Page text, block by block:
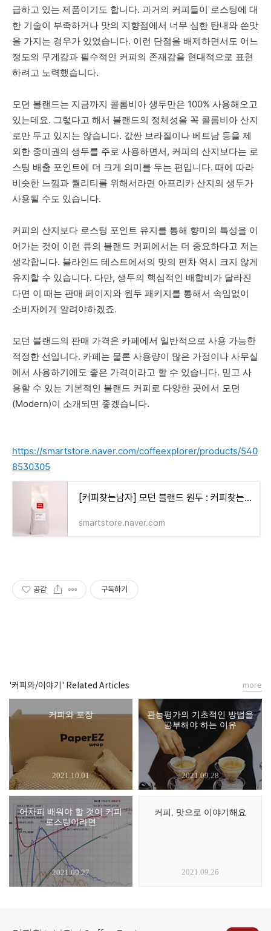
급하고 있는 제품이기도 합니다. 과거의 커피들이 로스팅에 대
한 기술이 부족하거나 맛의 지향점에서 너무 심한 탄내와 쓴맛
을 가지는 경우가 있었습니다. 이런 단점을 배제하면서도 어느
정도의 무게감과 필수적인 커피의 존재감을 현대적으로 표현
하려고 노력했습니다.
모던 블랜드는 지금까지 콜롬비아 생두만은 100% 사용해오고
있는데요. 그렇다고 해서 블랜드의 정체성을 꼭 콜롬비아 산지
로만 두고 있지는 않습니다. 값싼 브라질이나 베트남 등을 제
외한 중미권의 생두를 주로 사용하면서, 커피의 산지보다는 로
스팅 배출 포인트에 더 크게 의미를 두는 편입니다. 때에 따라
비슷한 느낌과 퀄리티를 위해서라면 아프리카 산지의 생두가
사용될 수도 있습니다.
커피의 산지보다 로스팅 포인트 유지를 통해 향미의 특성을 이
어가는 것이 이런 류의 블랜드 커피에서는 더 중요하다고 저는
생각합니다. 블라인드 테스트에서의 맛의 편차 역시 크지 않게
유지할 수 있습니다. 다만, 생두의 핵심적인 배합비가 달라진
다면 이 때는 판매 페이지와 원두 패키지를 통해서 속임없이
소비자에게 알려야하겠죠.
모던 블랜드의 판매 가격은 카페에서 일반적으로 사용 가능한
적정한 선입니다. 카페는 물론 사용량이 많은 가정이나 사무실
에서 사용하기에도 좋은 가격이라고 할 수 있습니다. 믿고 사
용할 수 있는 기본적인 블랜드 커피로 다양한 곳에서 모던
(Modern)이 소개되면 좋겠습니다.
https://smartstore.naver.com/coffeexplorer/products/540
8530305
[커피찾는남자] 모던 블랜드 원두 : 커피찾는남자
smartstore.naver.com
공감 구독하기
'커피와/이야기' Related Articles
커피와 포장
2021.10.01
관능평가의 기초적인 방법을
공부해야 하는 이유
2021.09.28
어차피 배워야 할 것이 커피
로스팅이라면
2021.09.27
커피, 맛으로 이야기해요
2021.09.26
more